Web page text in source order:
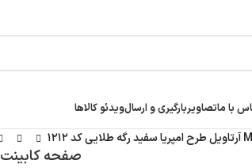
با ماتصاویربارگیری و ارسالویدئو کالاها
صفحه کابینت MDF آرتاویل طرح امپریا سفید رگه طلایی کد ۱۲۱۲